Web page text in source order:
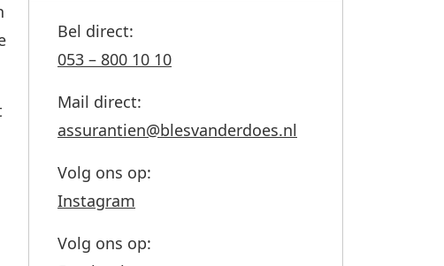
Bel direct:
053 – 800 10 10
Mail direct:
assurantien@blesvanderdoes.nl
Volg ons op:
Instagram
Volg ons op: